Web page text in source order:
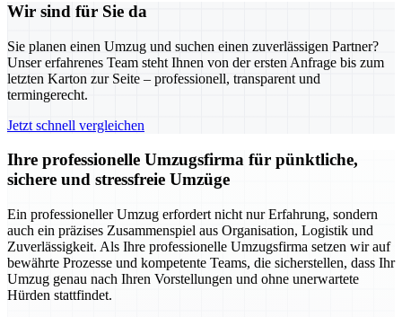
Wir sind für Sie da
Sie planen einen Umzug und suchen einen zuverlässigen Partner?
Unser erfahrenes Team steht Ihnen von der ersten Anfrage bis zum
letzten Karton zur Seite – professionell, transparent und
termingerecht.
Jetzt schnell vergleichen
Ihre professionelle Umzugsfirma für pünktliche,
sichere und stressfreie Umzüge
Ein professioneller Umzug erfordert nicht nur Erfahrung, sondern
auch ein präzises Zusammenspiel aus Organisation, Logistik und
Zuverlässigkeit. Als Ihre professionelle Umzugsfirma setzen wir auf
bewährte Prozesse und kompetente Teams, die sicherstellen, dass Ihr
Umzug genau nach Ihren Vorstellungen und ohne unerwartete
Hürden stattfindet.